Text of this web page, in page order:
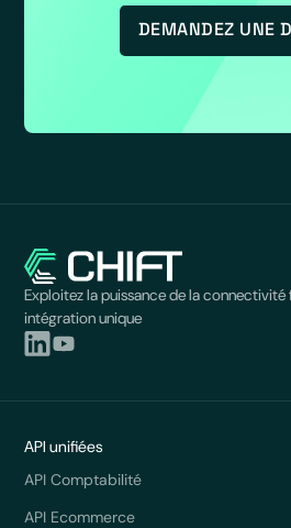
DEMANDEZ UNE
Exploitez la puissance de la connectivité
intégration unique
API unifiées
API Comptabilité
API Ecommerce